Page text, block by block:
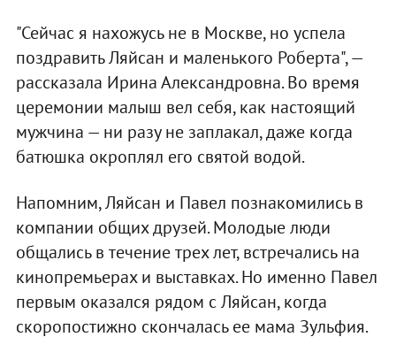
"Сейчас я нахожусь не в Москве, но успела
поздравить Ляйсан и маленького Роберта", —
рассказала Ирина Александровна. Во время
церемонии малыш вел себя, как настоящий
мужчина — ни разу не заплакал, даже когда
батюшка окроплял его святой водой.
Напомним, Ляйсан и Павел познакомились в
компании общих друзей. Молодые люди
общались в течение трех лет, встречались на
кинопремьерах и выставках. Но именно Павел
первым оказался рядом с Ляйсан, когда
скоропостижно скончалась ее мама Зульфия.